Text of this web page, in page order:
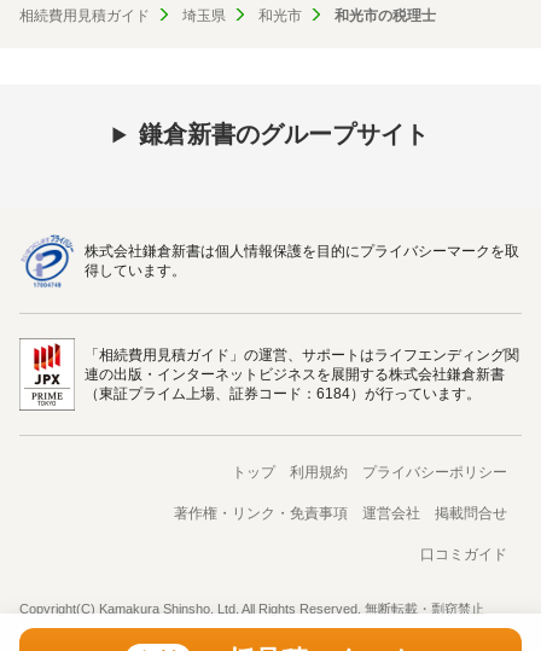
相続費用見積ガイド 埼玉県 和光市 和光市の税理士
鎌倉新書のグループサイト
株式会社鎌倉新書は個人情報保護を目的にプライバシーマークを取
得しています。
「相続費用見積ガイド」の運営、サポートはライフエンディング関
連の出版・インターネットビジネスを展開する株式会社鎌倉新書
（東証プライム上場、証券コード：6184）が行っています。
トップ 利用規約 プライバシーポリシー
著作権・リンク・免責事項 運営会社 掲載問合せ
口コミガイド
Copyright(C) Kamakura Shinsho, Ltd. All Rights Reserved. 無断転載・剽窃禁止